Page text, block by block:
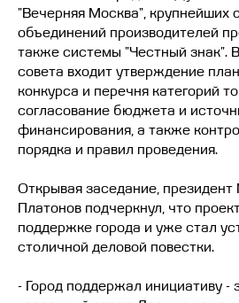
"Вечерняя Москва", крупнейших
объединений производителей
также системы "Честный знак".
совета входит утверждение
конкурса и перечня категорий
согласование бюджета и
финансирования, а также
порядка и правил проведения.
Открывая заседание,
Платонов подчеркнул, что
поддержке города и уже стал
столичной деловой повестки.
- Город поддержал инициативу -